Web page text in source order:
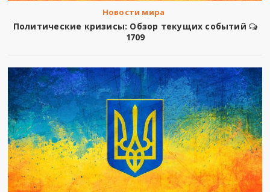
Новости мира
Политические кризисы: Обзор текущих событий
1709